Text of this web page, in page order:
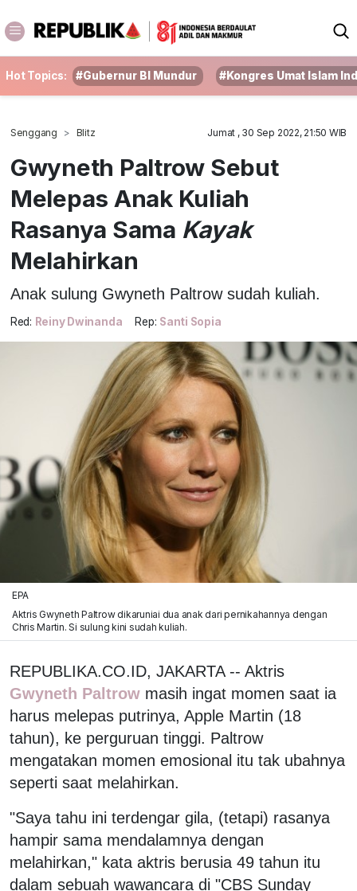
Hot Topics: #Gubernur BI Mundur #Kongres Umat Islam
Senggang Blitz Jumat , 30 Sep 2022, 21:50 WIB
Gwyneth Paltrow Sebut
Melepas Anak Kuliah
Rasanya Sama Kayak
Melahirkan
Anak sulung Gwyneth Paltrow sudah kuliah.
Red: Reiny Dwinanda Rep: Santi Sopia
EPA
Aktris Gwyneth Paltrow dikaruniai dua anak dari pernikahannya dengan
Chris Martin. Si sulung kini sudah kuliah.
REPUBLIKA.CO.ID, JAKARTA -- Aktris
Gwyneth Paltrow masih ingat momen saat ia
harus melepas putrinya, Apple Martin (18
tahun), ke perguruan tinggi. Paltrow
mengatakan momen emosional itu tak ubahnya
seperti saat melahirkan.
"Saya tahu ini terdengar gila, (tetapi) rasanya
hampir sama mendalamnya dengan
melahirkan," kata aktris berusia 49 tahun itu
dalam sebuah wawancara di "CBS Sunday